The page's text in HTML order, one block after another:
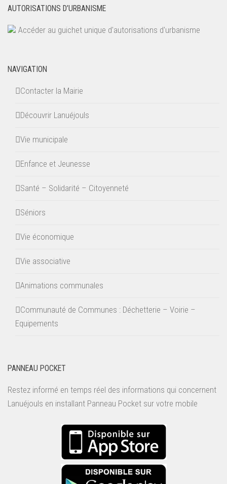
AUTORISATIONS D’URBANISME
Accéder au guichet unique d'autorisations d'urbanisme
NAVIGATION
Contacter la Mairie
Découvrir Lanuéjouls
Vie municipale
Enfance et Jeunesse
Santé – Solidarité – Citoyenneté
Séniors
Vie économique
Vie associative
Animations communales
Communauté de Communes : Déchetterie – Voirie –
Equipements
PANNEAU POCKET
Restez informé en temps réel des informations qui concernent
Lanuéjouls en installant Panneau Pocket sur votre mobile